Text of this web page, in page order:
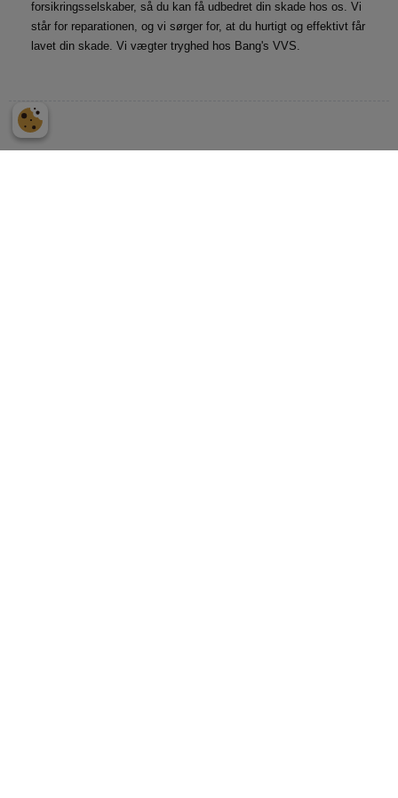
forsikringsselskaber, så du kan få udbedret din skade hos os. Vi
står for reparationen, og vi sørger for, at du hurtigt og effektivt får
lavet din skade. Vi vægter tryghed hos Bang's VVS.
Vandinstallationer